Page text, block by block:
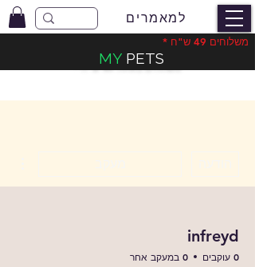
למאמרים
משלוחים בעלות 49 ש"ח
משלוחים 49 ש"ח *
MY PETS
infreyd
0 עוקבים 0 במעקב אחר